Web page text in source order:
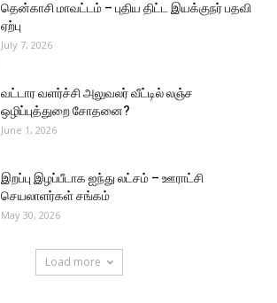
தென்காசி மாவட்டம் – புதிய திட்ட இயக்குநர் பதவி
ஏற்பு
July 7, 2026
வட்டார வளர்ச்சி அலுவலர் வீட்டில் லஞ்ச
ஒழிப்புத்துறை சோதனை?
June 1, 2026
இறப்பு இழப்பீடாக ஐந்து லட்சம் – ஊராட்சி
செயலாளர்கள் சங்கம்
May 30, 2026
Load more